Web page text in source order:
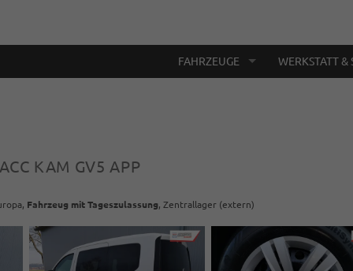
FAHRZEUGE WERKSTATT &
KAM GV5 APP
Fahrzeug mit Tageszulassung, Zentrallager (extern)